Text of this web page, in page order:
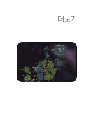
더보기